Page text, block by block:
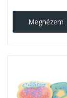
Megnézem